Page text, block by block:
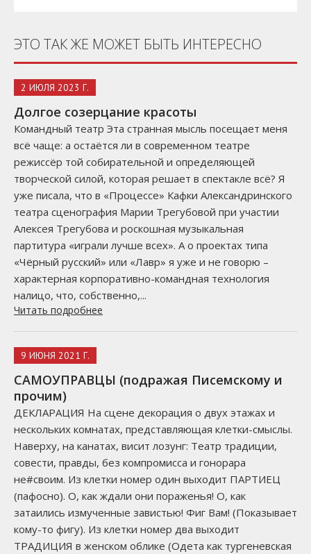
ЭТО ТАК ЖЕ МОЖЕТ БЫТЬ ИНТЕРЕСНО
2 ИЮЛЯ 2023 Г.
Долгое созерцание красоты
Командный театр Эта странная мысль посещает меня
всё чаще: а остаётся ли в современном театре
режиссёр той собирательной и определяющей
творческой силой, которая решает в спектакле всё? Я
уже писала, что в «Процессе» Кафки Александринского
театра сценография Марии Трегубовой при участии
Алексея Трегубова и роскошная музыкальная
партитура «играли лучше всех». А о проектах типа
«Чёрный русский» или «Лавр» я уже и не говорю –
характерная корпоративно-командная технология
налицо, что, собственно,...
Читать подробнее
9 ИЮНЯ 2021 Г.
САМОУПРАВЦЫ (подражая Писемскому и
прочим)
ДЕКЛАРАЦИЯ На сцене декорация о двух этажах и
нескольких комнатах, представляющая клетки-смыслы.
Наверху, на канатах, висит лозунг: Театр традиции,
совести, правды, без компромисса и гонорара
не#своим. Из клетки номер один выходит ПАРТИЕЦ
(пафосно). О, как ждали они пораженья! О, как
затаились измученные завистью! Фиг Вам! (Показывает
кому-то фигу). Из клетки номер два выходит
ТРАДИЦИЯ в женском облике (Одета как тургеневская